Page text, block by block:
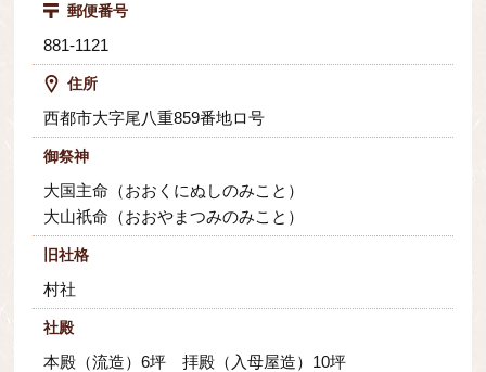
郵便番号
881-1121
住所
西都市大字尾八重859番地ロ号
御祭神
大国主命（おおくにぬしのみこと）
大山祇命（おおやまつみのみこと）
旧社格
村社
社殿
本殿（流造）6坪 拝殿（入母屋造）10坪